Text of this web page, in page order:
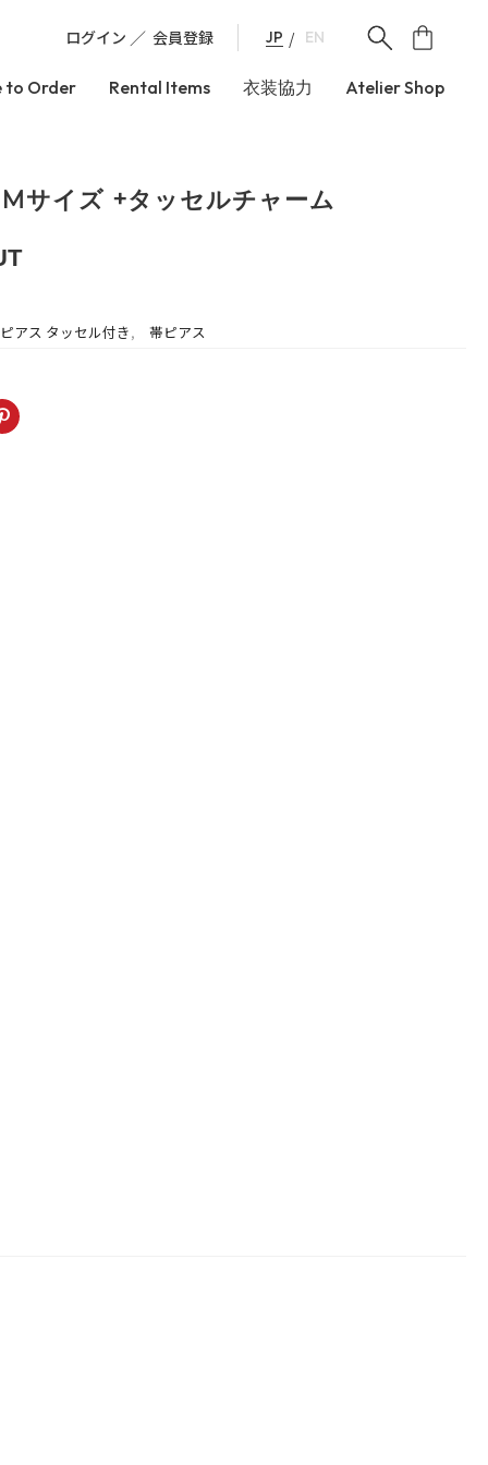
ログイン 会員登録 JP EN
to Order Rental Items 衣装協力 Atelier Shop
サイズ +タッセルチャーム
アス タッセル付き, 帯ピアス